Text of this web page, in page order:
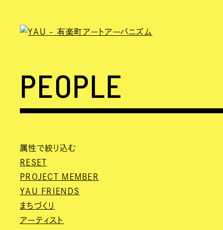
PEOPLE
属性で絞り込む
RESET
PROJECT MEMBER
YAU FRIENDS
まちづくり
アーティスト